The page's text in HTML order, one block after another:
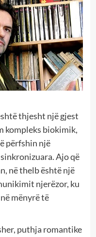
thjesht një gjest
kompleks biokimik,
përfshin një
Ajo që
në thelb është një
njerëzor, ku
mënyrë të
puthja romantike